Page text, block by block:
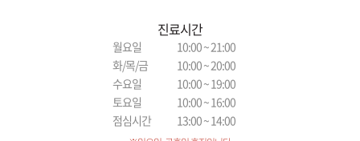
진료시간
월요일
10:00 ~ 21:00
화/목/금
10:00 ~ 20:00
수요일
10:00 ~ 19:00
토요일
10:00 ~ 16:00
점심시간
13:00 ~ 14:00